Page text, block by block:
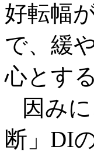
好転幅
で、緩
心とす
因みに
断」DI